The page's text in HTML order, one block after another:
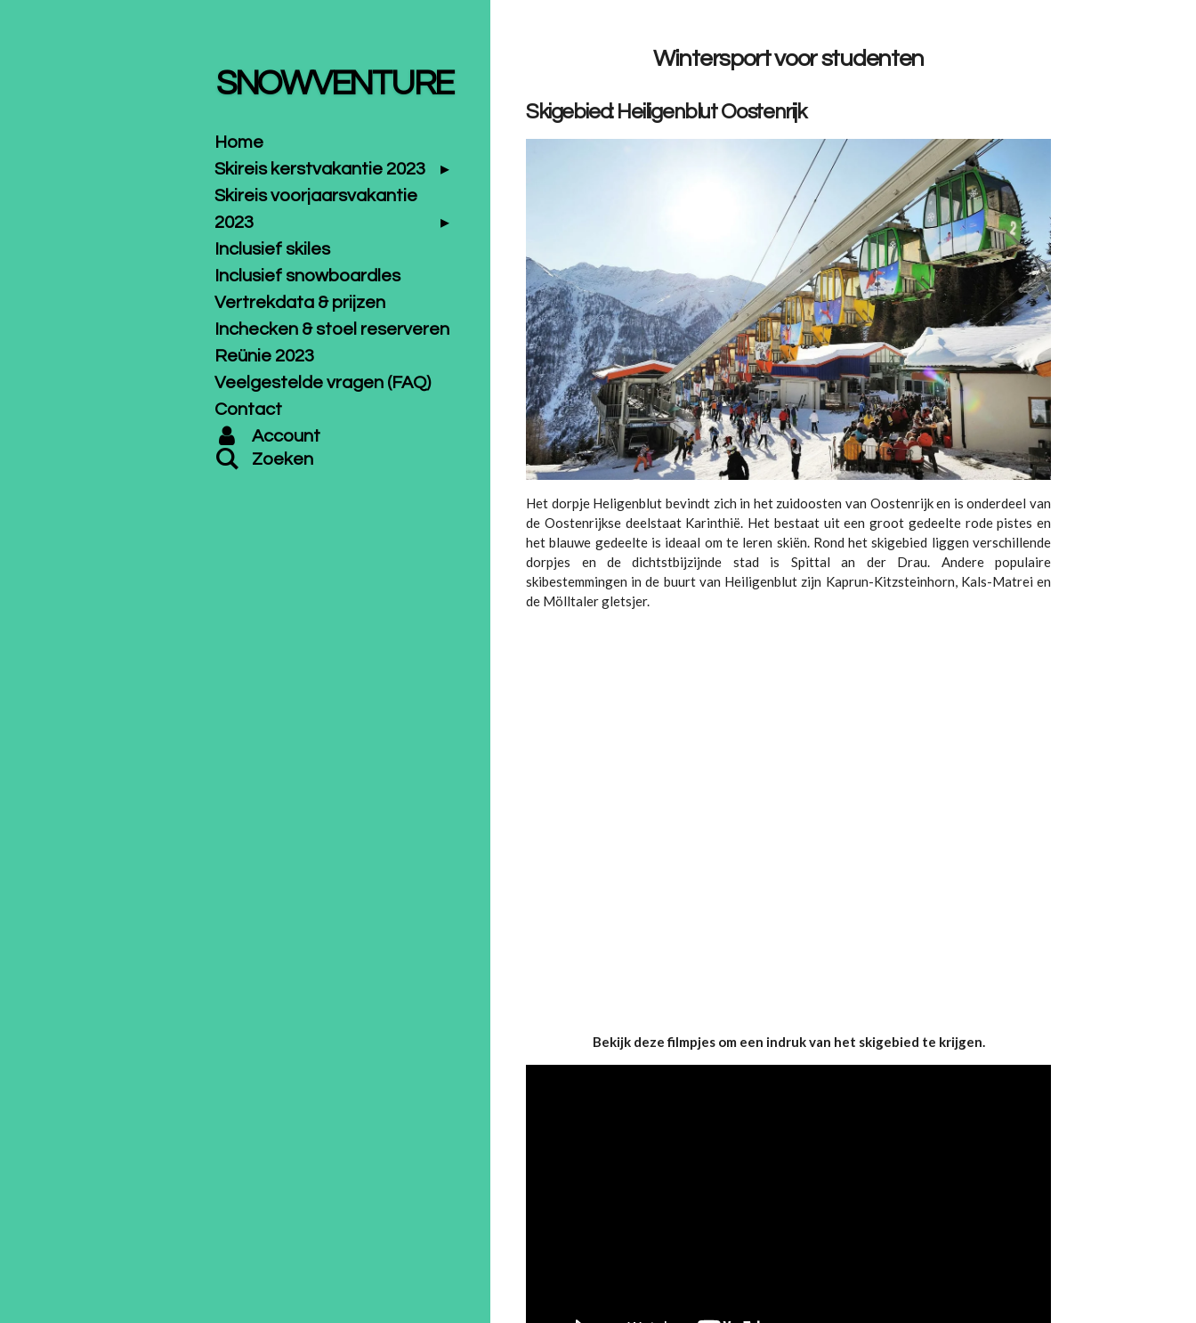
Wintersport voor studenten
Skigebied: HeiligenblutOostenrijk
Het dorpje Heligenblut bevindt zich in het zuidoosten van Oostenrijk en is onderdeel van
de Oostenrijkse deelstaat Karinthië. Het bestaat uit een groot gedeelte rode pistes en
het blauwe gedeelte is ideaal om te leren skiën. Rond het skigebied liggen verschillende
dorpjes en de dichtstbijzijnde stad is Spittal an der Drau. Andere populaire
skibestemmingen in de buurt van Heiligenblut zijn Kaprun-Kitzsteinhorn, Kals-Matrei en
de Mölltaler gletsjer.
Bekijk deze filmpjes om een indruk van het skigebied te krijgen.
SNOWVENTURE
Home
Skireis kerstvakantie 2023
Skireis voorjaarsvakantie
2023
Inclusief skiles
Inclusief snowboardles
Vertrekdata & prijzen
Inchecken & stoel reserveren
Reünie 2023
Veelgestelde vragen (FAQ)
Contact
Account
Zoeken